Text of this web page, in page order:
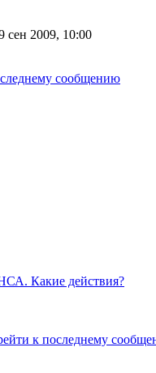
сен 2009, 10:00
Какие действия?